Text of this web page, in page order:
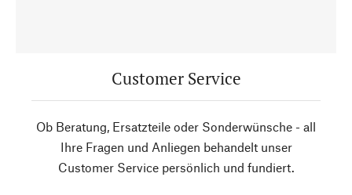
Customer Service
Ob Beratung, Ersatzteile oder Sonderwünsche - all
Ihre Fragen und Anliegen behandelt unser
Customer Service persönlich und fundiert.